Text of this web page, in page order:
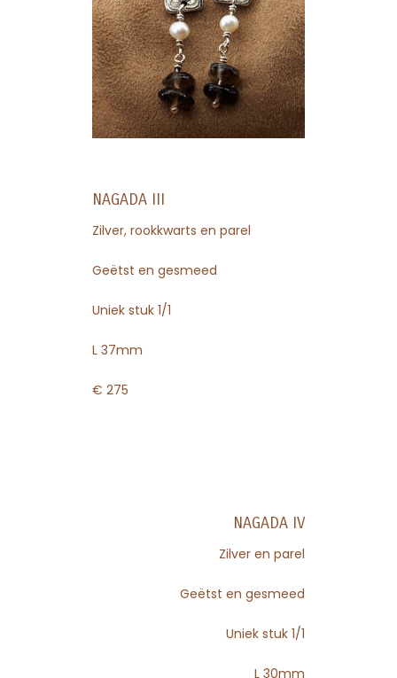
NAGADA III
Zilver, rookkwarts en parel
Geëtst en gesmeed
Uniek stuk 1/1
L 37mm
€ 275
NAGADA IV
Zilver en parel
Geëtst en gesmeed
Uniek stuk 1/1
L 30mm